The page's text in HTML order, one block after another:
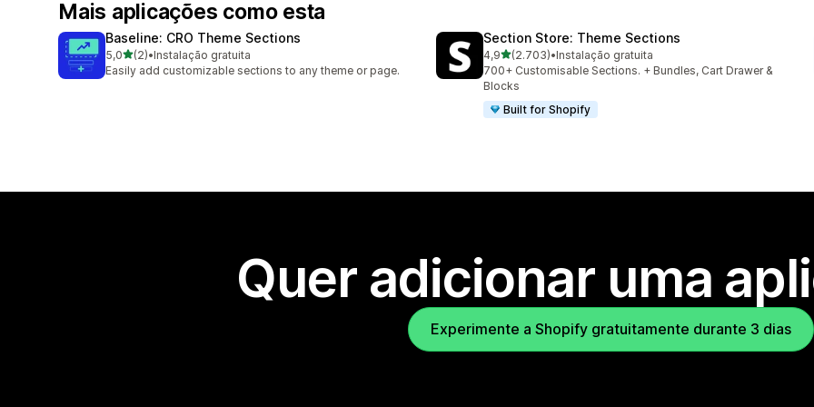
Mais aplicações como esta
Baseline: CRO Theme Sections
5,0de 5 estrelas
(2)
2 total de avaliações
•Instalação gratuita
Easily add customizable sections to any theme or page.
Section Store: Theme Sections
4,9de 5 estrelas
(2.703)
2703 total de avaliações
•Instalação gratuita
700+ Customisable Sections. + Bundles, Cart Drawer &
Blocks
Built for Shopify
Quer adicionar uma
Experimente a Shopify gratuitamente durante 3 dias